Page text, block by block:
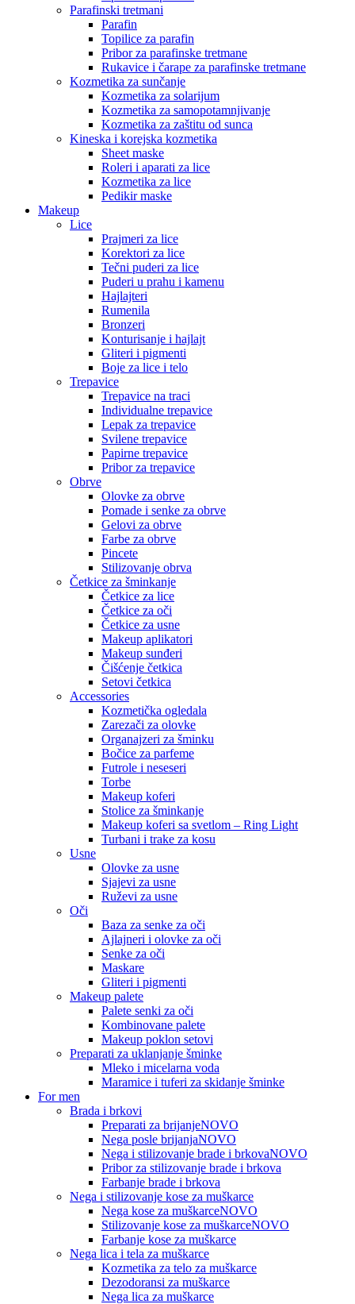
Parafinski tretmani
Parafin
Topilice za parafin
Pribor za parafinske tretmane
Rukavice i čarape za parafinske tretmane
Kozmetika za sunčanje
Kozmetika za solarijum
Kozmetika za samopotamnjivanje
Kozmetika za zaštitu od sunca
Kineska i korejska kozmetika
Sheet maske
Roleri i aparati za lice
Kozmetika za lice
Pedikir maske
Makeup
Lice
Prajmeri za lice
Korektori za lice
Tečni puderi za lice
Puderi u prahu i kamenu
Hajlajteri
Rumenila
Bronzeri
Konturisanje i hajlajt
Gliteri i pigmenti
Boje za lice i telo
Trepavice
Trepavice na traci
Individualne trepavice
Lepak za trepavice
Svilene trepavice
Papirne trepavice
Pribor za trepavice
Obrve
Olovke za obrve
Pomade i senke za obrve
Gelovi za obrve
Farbe za obrve
Pincete
Stilizovanje obrva
Četkice za šminkanje
Četkice za lice
Četkice za oči
Četkice za usne
Makeup aplikatori
Makeup sunđeri
Čišćenje četkica
Setovi četkica
Accessories
Kozmetička ogledala
Zarezači za olovke
Organajzeri za šminku
Bočice za parfeme
Futrole i neseseri
Torbe
Makeup koferi
Stolice za šminkanje
Makeup koferi sa svetlom – Ring Light
Turbani i trake za kosu
Usne
Olovke za usne
Sjajevi za usne
Ruževi za usne
Oči
Baza za senke za oči
Ajlajneri i olovke za oči
Senke za oči
Maskare
Gliteri i pigmenti
Makeup palete
Palete senki za oči
Kombinovane palete
Makeup poklon setovi
Preparati za uklanjanje šminke
Mleko i micelarna voda
Maramice i tuferi za skidanje šminke
For men
Brada i brkovi
Preparati za brijanjeNOVO
Nega posle brijanjaNOVO
Nega i stilizovanje brade i brkovaNOVO
Pribor za stilizovanje brade i brkova
Farbanje brade i brkova
Nega i stilizovanje kose za muškarce
Nega kose za muškarceNOVO
Stilizovanje kose za muškarceNOVO
Farbanje kose za muškarce
Nega lica i tela za muškarce
Kozmetika za telo za muškarce
Dezodoransi za muškarce
Nega lica za muškarce